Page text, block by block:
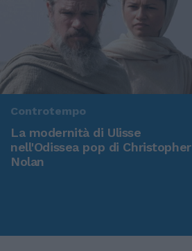
Controtempo
La modernità di Ulisse
nell'Odissea pop di Christopher
Nolan